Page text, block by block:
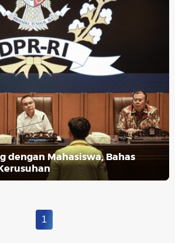
dengan Mahasiswa, Bahas
1